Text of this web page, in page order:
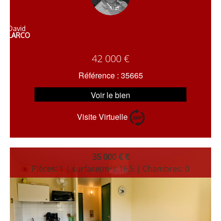
David
LARCO
42 000 €
Référence : 35665
Voir le bien
Visite Virtuelle
35 000 € €
Pièces: 1 | surface(m²): 16.5 | Chambres: 0